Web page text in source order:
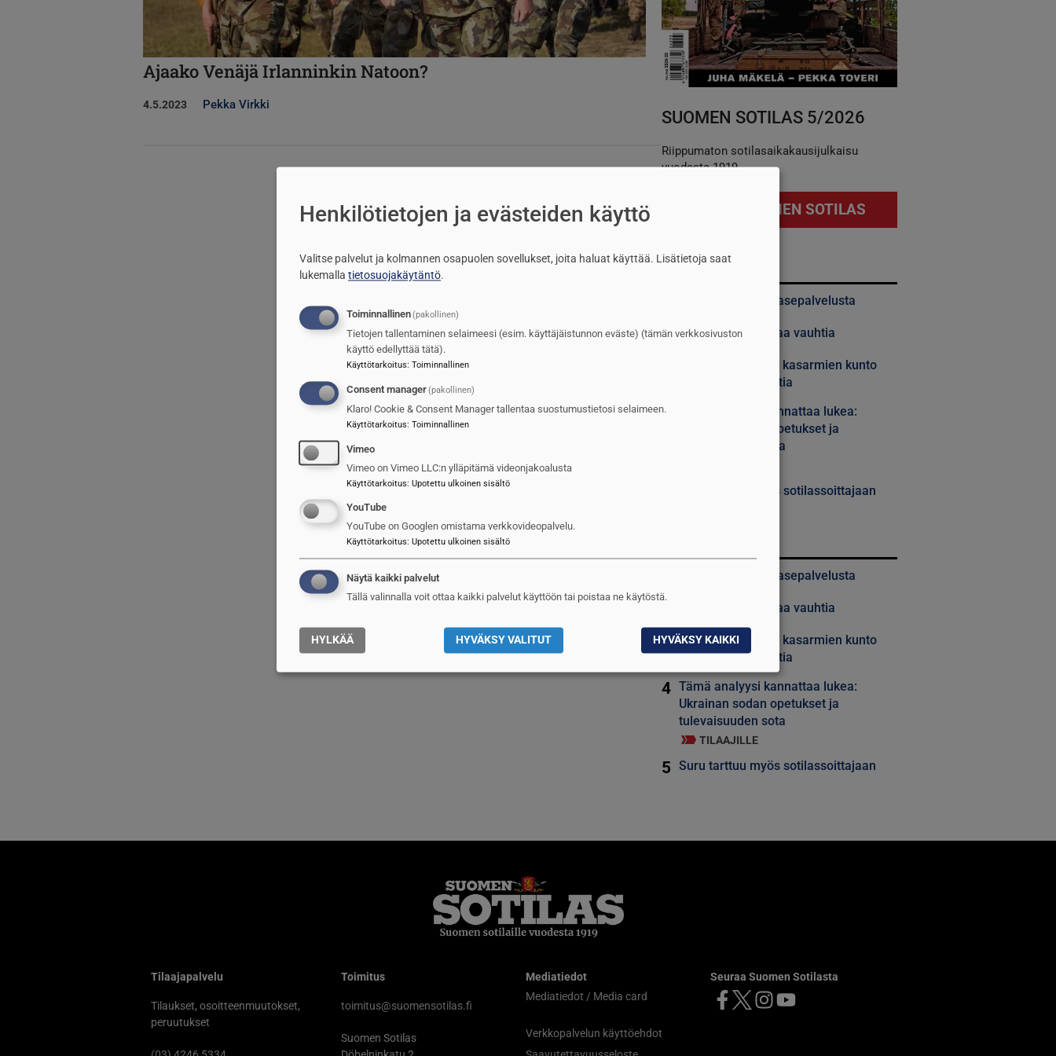
Ajaako Venäjä Irlanninkin Natoon?
4.5.2023 Pekka Virkki
SUOMEN SOTILAS 5/2026
Riippumaton sotilasaikakausijulkaisu
vuodesta 1919
TILAA SUOMEN SOTILAS
SUOSITUIMMAT
Itävalta pidentää asepalvelusta
2 Saab kasvaa hurjaa vauhtia
Puolustusvoimien kasarmien kunto
nousee kovaa tahtia
4
Tämä analyysi kannattaa lukea:
Ukrainan sodan opetukset ja
tulevaisuuden sota
Suru tarttuu myös sotilassoittajaan
Itävalta pidentää asepalvelusta
Saab kasvaa hurjaa vauhtia
3 Puolustusvoimien kasarmien kunto
nousee kovaa tahtia
4 Tämä analyysi kannattaa lukea:
Ukrainan sodan opetukset ja
tulevaisuuden sota
TILAAJILLE
5 Suru tarttuu myös sotilassoittajaan
Tilaajapalvelu
Tilaukset, osoitteenmuutokset,
peruutukset
Toimitus
toimitus@suomensotilas.fi
Suomen Sotilas
Mediatiedot
Mediatiedot / Media card
Verkkopalvelun käyttöehdot
Seuraa Suomen Sotilasta
Facebook
X Instagram
YouTube
Henkilötietojen ja evästeiden käyttö
Valitse palvelut ja kolmannen osapuolen sovellukset, joita haluat käyttää. Lisätietoja saat
lukemalla tietosuojakäytäntö.
Toiminnallinen(pakollinen)
Tietojen tallentaminen selaimeesi (esim. käyttäjäistunnon eväste) (tämän verkkosivuston
käyttö edellyttää tätä).
Käyttötarkoitus: Toiminnallinen
Consent manager(pakollinen)
Klaro! Cookie & Consent Manager tallentaa suostumustietosi selaimeen.
Käyttötarkoitus: Toiminnallinen
Vimeo
Vimeo on Vimeo LLC:n ylläpitämä videonjakoalusta
Käyttötarkoitus: Upotettu ulkoinen sisältö
YouTube
YouTube on Googlen omistama verkkovideopalvelu.
Käyttötarkoitus: Upotettu ulkoinen sisältö
Näytä kaikki palvelut
Tällä valinnalla voit ottaa kaikki palvelut käyttöön tai poistaa ne käytöstä.
HYLKÄÄ HYVÄKSY VALITUT HYVÄKSY KAIKKI